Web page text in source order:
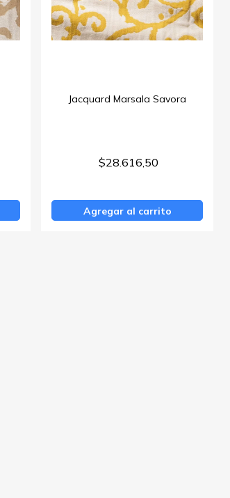
Jacquard Marsala Savora
$28.616,50
Agregar al carrito